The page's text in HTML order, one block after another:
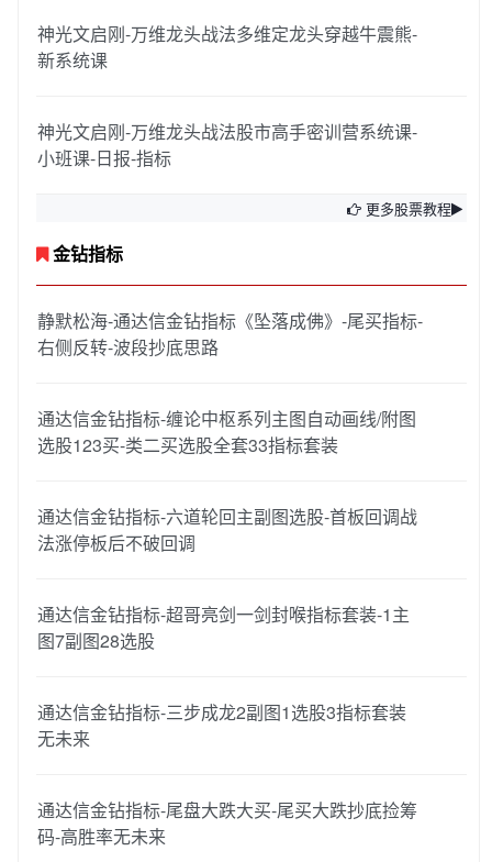
神光文启刚-万维龙头战法多维定龙头穿越牛震熊-
新系统课
神光文启刚-万维龙头战法股市高手密训营系统课-
小班课-日报-指标
更多股票教程
金钻指标
静默松海-通达信金钻指标《坠落成佛》-尾买指标-
右侧反转-波段抄底思路
通达信金钻指标-缠论中枢系列主图自动画线/附图
选股123买-类二买选股全套33指标套装
通达信金钻指标-六道轮回主副图选股-首板回调战
法涨停板后不破回调
通达信金钻指标-超哥亮剑一剑封喉指标套装-1主
图7副图28选股
通达信金钻指标-三步成龙2副图1选股3指标套装
无未来
通达信金钻指标-尾盘大跌大买-尾买大跌抄底捡筹
码-高胜率无未来